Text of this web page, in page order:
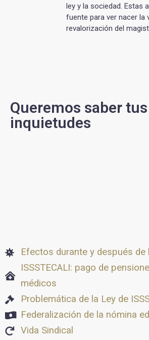
ley y la sociedad. Estas
fuente para ver nacer la
revalorización del
Queremos saber tus
inquietudes
Efectos durante y después de
ISSSTECALI: pago de
médicos
Problemática de la Ley de
Federalización de la nómina
Vida Sindical